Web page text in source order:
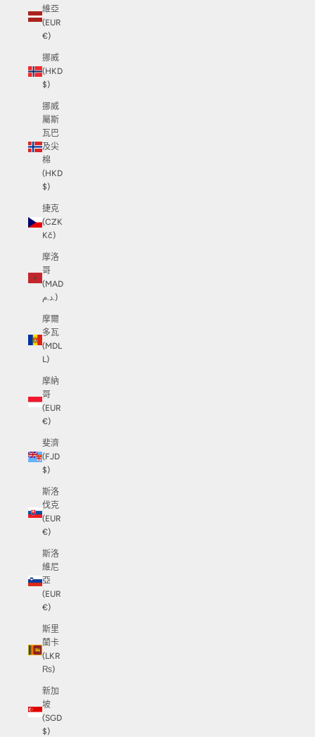
維亞
(EUR
€)
挪威
(HKD
$)
挪威
屬斯
瓦巴
及尖
棉
(HKD
$)
捷克
(CZK
Kč)
摩洛
哥
(MAD
د.م.)
摩爾
多瓦
(MDL
L)
摩納
哥
(EUR
€)
斐濟
(FJD
$)
斯洛
伐克
(EUR
€)
斯洛
維尼
亞
(EUR
€)
斯里
蘭卡
(LKR
₨)
新加
坡
(SGD
$)